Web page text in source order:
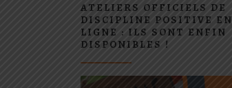
ATELIERS OFFICIELS DE
DISCIPLINE POSITIVE EN
LIGNE : ILS SONT ENFIN
DISPONIBLES !